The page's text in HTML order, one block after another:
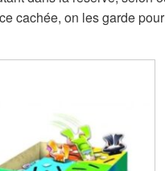
cachée, on les garde